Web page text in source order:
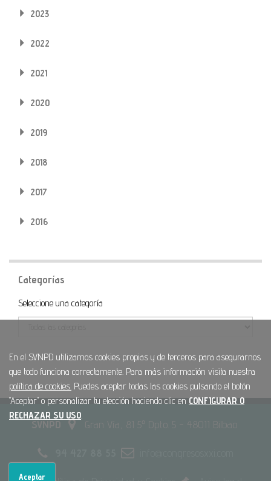
2023
2022
2021
2020
2019
2018
2017
2016
Categorías
Categoría
Seleccione una categoría
SVNPD Gran Vía, 81 5º Dpto. 5 - 48011 Bilbao
En el SVNPD utilizamos cookies propias y de terceros para asegurarnos
que todo funciona correctamente. Para más información visita nuestra
política de cookies. Puedes aceptar todas las cookies pulsando el botón
"Aceptar" o personalizar tu elección haciendo clic enCONFIGURAR O
RECHAZAR SU USO.
Aceptar